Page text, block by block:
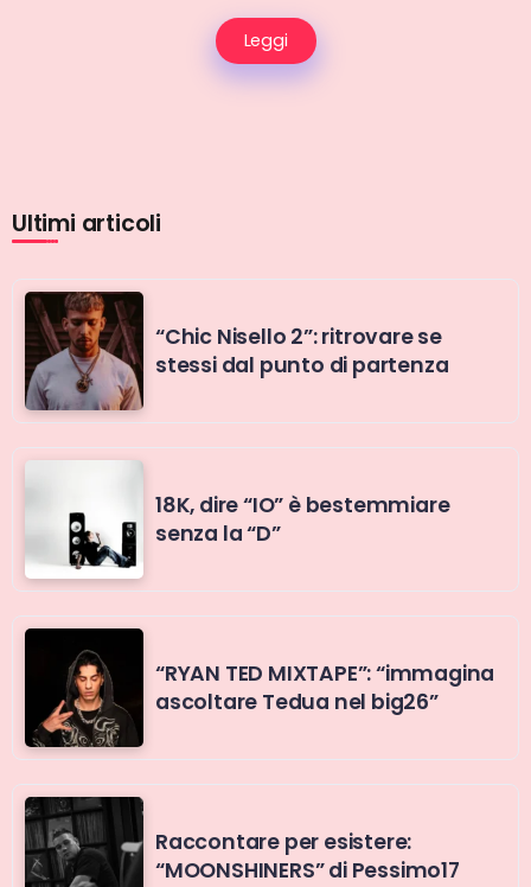
Leggi
Ultimi articoli
“Chic Nisello 2”: ritrovare se
stessi dal punto di partenza
18K, dire “IO” è bestemmiare
senza la “D”
“RYAN TED MIXTAPE”: “immagina
ascoltare Tedua nel big26”
Raccontare per esistere:
“MOONSHINERS” di Pessimo17